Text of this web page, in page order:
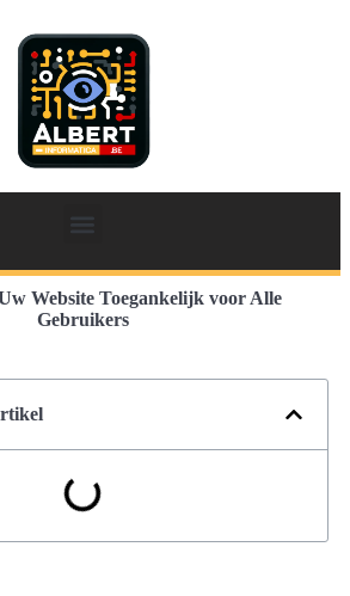
Website Toegankelijk voor Alle
Gebruikers